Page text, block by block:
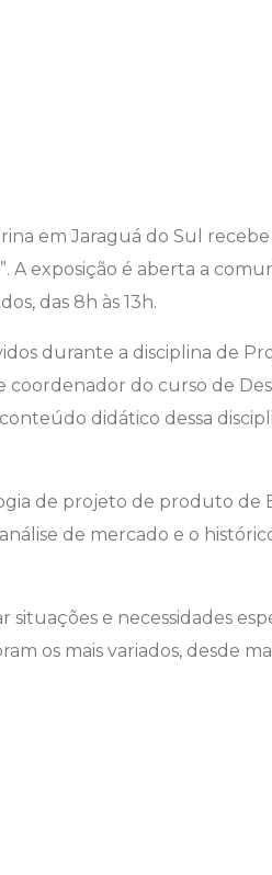
em Jaraguá do Sul
A exposição é aberta a
das 8h às 13h.
durante a disciplina de
coordenador do curso de
didático dessa
de projeto de produto de
de mercado e o
e necessidades
os mais variados, desde